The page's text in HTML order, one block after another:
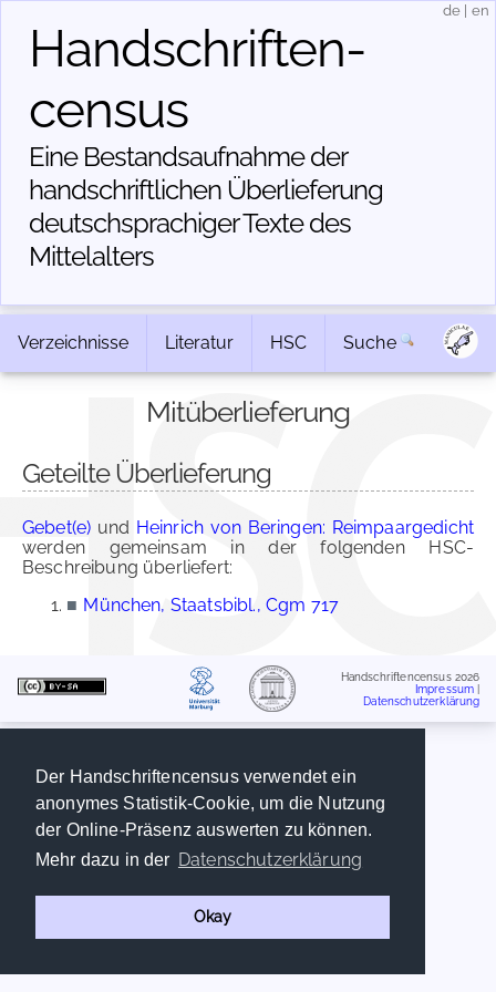
Der Handschriftencensus verwendet ein
anonymes Statistik-Cookie, um die Nutzung
der Online-Präsenz auswerten zu können.
Mehr dazu in der Datenschutzerklärung
Okay
Handschriften­
census
Eine Bestandsaufnahme der
handschriftlichen Über­lieferung
deutschsprachiger Texte des
Mittelalters
de en
Verzeichnisse Literatur HSC Suche
Mitüberlieferung
Geteilte Überlieferung
Gebet(e) und Heinrich von Beringen: Reimpaargedicht
werden gemeinsam in der folgenden HSC-
Beschreibung überliefert:
■ München, Staatsbibl., Cgm 717
Handschriftencensus 2026
Impressum
Datenschutzerklärung